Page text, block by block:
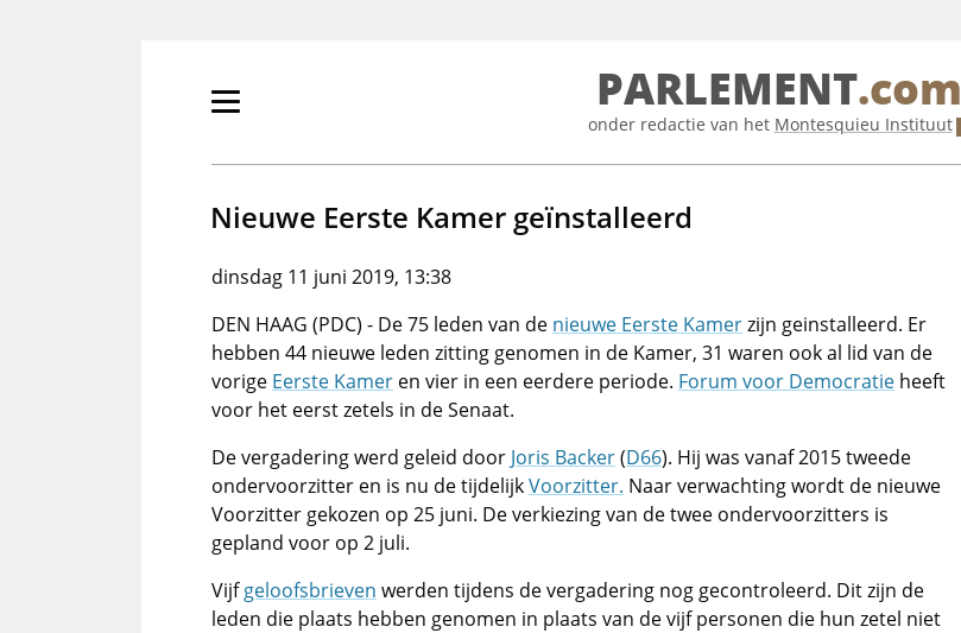
Primair
tonen/verbergen
PARLEMENT.com
onder redactie van het Montesquieu Instituut
Nieuwe Eerste Kamer geïnstalleerd
dinsdag 11 juni 2019, 13:38
DEN HAAG (PDC) - De 75 leden van de nieuwe Eerste Kamerzijn geinstalleerd. Er
hebben 44 nieuwe leden zitting genomen in de Kamer, 31 waren ook al lid van de
vorige Eerste Kamer en vier in een eerdere periode. Forum voor Democratie heeft
voor het eerst zetels in de Senaat.
De vergadering werd geleid door Joris Backer(D66). Hij was vanaf 2015 tweede
ondervoorzitter en is nu de tijdelijkVoorzitter. Naar verwachting wordt de nieuwe
Voorzitter gekozen op 25 juni. De verkiezing van de twee ondervoorzitters is
gepland voor op 2 juli.
Vijfgeloofsbrieven werden tijdens de vergadering nog gecontroleerd. Dit zijn de
leden die plaats hebben genomen in plaats van de vijf personen die hun zetel niet